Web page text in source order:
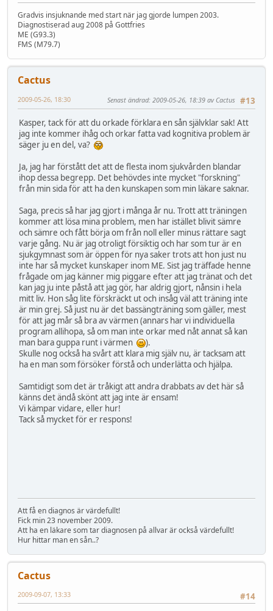
Gradvis insjuknande med start när jag gjorde lumpen 2003.
Diagnostiserad aug 2008 på Gottfries
ME (G93.3)
FMS (M79.7)
Cactus
#13
2009-05-26, 18:30 Senast ändrad: 2009-05-26, 18:39 av Cactus
Kasper, tack för att du orkade förklara en sån självklar sak! Att
jag inte kommer ihåg och orkar fatta vad kognitiva problem är
säger ju en del, va?
Ja, jag har förstått det att de flesta inom sjukvården blandar
ihop dessa begrepp. Det behövdes inte mycket "forskning"
från min sida för att ha den kunskapen som min läkare saknar.
Saga, precis så har jag gjort i många år nu. Trott att träningen
kommer att lösa mina problem, men har istället blivit sämre
och sämre och fått börja om från noll eller minus rättare sagt
varje gång. Nu är jag otroligt försiktig och har som tur är en
sjukgymnast som är öppen för nya saker trots att hon just nu
inte har så mycket kunskaper inom ME. Sist jag träffade henne
frågade om jag känner mig piggare efter att jag tränat och det
kan jag ju inte påstå att jag gör, har aldrig gjort, nånsin i hela
mitt liv. Hon såg lite förskräckt ut och insåg väl att träning inte
är min grej. Så just nu är det bassängträning som gäller, mest
för att jag mår så bra av värmen (annars har vi individuella
program allihopa, så om man inte orkar med nåt annat så kan
man bara guppa runt i värmen
).
Skulle nog också ha svårt att klara mig själv nu, är tacksam att
ha en man som försöker förstå och underlätta och hjälpa.
Samtidigt som det är tråkigt att andra drabbats av det här så
känns det ändå skönt att jag inte är ensam!
Vi kämpar vidare, eller hur!
Tack så mycket för er respons!
Att få en diagnos är värdefullt!
Fick min 23 november 2009.
Att ha en läkare som tar diagnosen på allvar är också värdefullt!
Hur hittar man en sån..?
Cactus
#14
2009-09-07, 13:33